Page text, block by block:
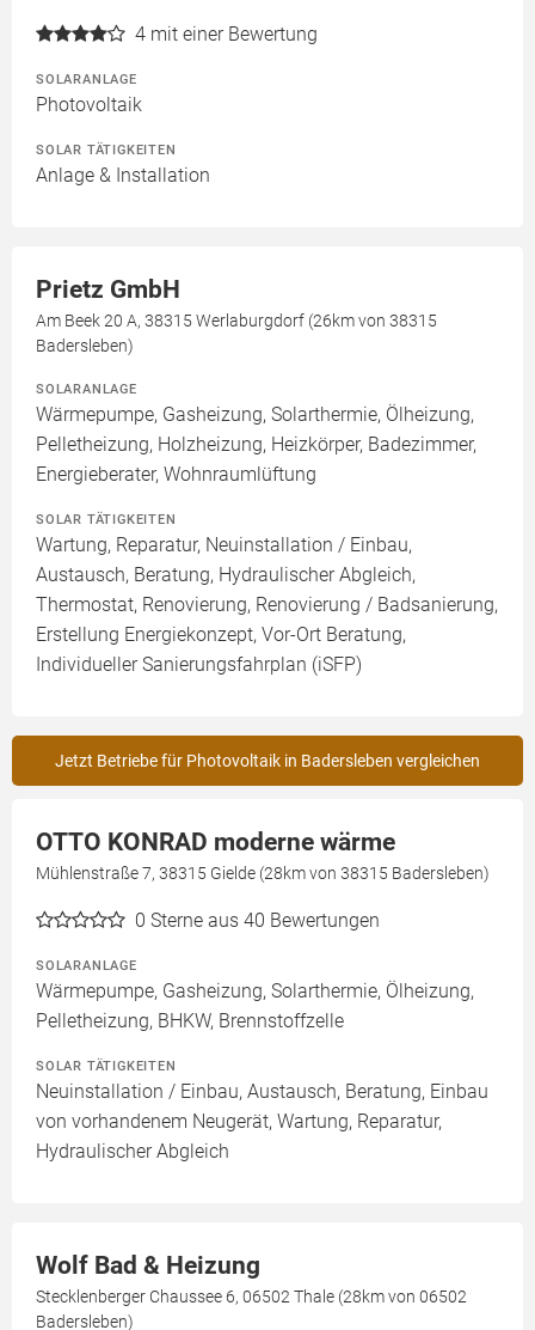
4 mit einer Bewertung
SOLARANLAGE
Photovoltaik
SOLAR TÄTIGKEITEN
Anlage & Installation
Prietz GmbH
Am Beek 20 A, 38315 Werlaburgdorf (26km von 38315
Badersleben)
SOLARANLAGE
Wärmepumpe, Gasheizung, Solarthermie, Ölheizung,
Pelletheizung, Holzheizung, Heizkörper, Badezimmer,
Energieberater, Wohnraumlüftung
SOLAR TÄTIGKEITEN
Wartung, Reparatur, Neuinstallation / Einbau,
Austausch, Beratung, Hydraulischer Abgleich,
Thermostat, Renovierung, Renovierung / Badsanierung,
Erstellung Energiekonzept, Vor-Ort Beratung,
Individueller Sanierungsfahrplan (iSFP)
Jetzt Betriebe für Photovoltaik in Badersleben vergleichen
OTTO KONRAD moderne wärme
Mühlenstraße 7, 38315 Gielde (28km von 38315 Badersleben)
0 Sterne aus 40 Bewertungen
SOLARANLAGE
Wärmepumpe, Gasheizung, Solarthermie, Ölheizung,
Pelletheizung, BHKW, Brennstoffzelle
SOLAR TÄTIGKEITEN
Neuinstallation / Einbau, Austausch, Beratung, Einbau
von vorhandenem Neugerät, Wartung, Reparatur,
Hydraulischer Abgleich
Wolf Bad & Heizung
Stecklenberger Chaussee 6, 06502 Thale (28km von 06502
Badersleben)